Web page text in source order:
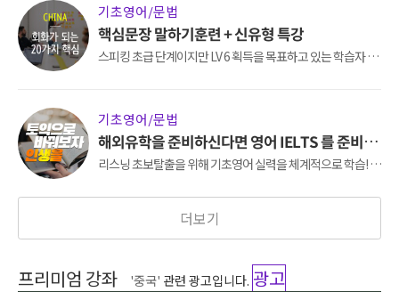
기초영어/문법
핵심문장 말하기훈련 + 신유형 특강
스피킹 초급 단계이지만 LV 6 획득을 목표하고 있는 학습자 또
기초영어/문법
해외유학을 준비하신다면 영어 IELTS 를 준비해
야합니다!
리스닝 초보탈출을 위해 기초영어 실력을 체계적으로 학습! 최
어로 시작해보세요.
더보기
프리미엄 강좌 '중국' 관련 광고입니다. 광고